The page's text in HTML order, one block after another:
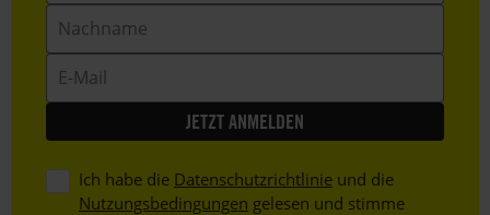
Mail
Ich habe die Datenschutzrichtlinie und die
Nutzungsbedingungen gelesen und stimme